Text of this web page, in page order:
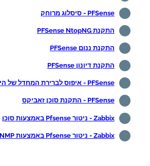
PFSense - סיסלוג מרוחק
התקנת PFSense NtopNG
התקנת ננום PFSense
התקנת דיונון PFSense
PFSense - איפוס לברירת המחדל של היצרן
PFSense - התקנת סוכן זאביקס
Zabbix - ניטור Pfsense באמצעות סוכן
Zabbix - ניטור Pfsense באמצעות SNMP